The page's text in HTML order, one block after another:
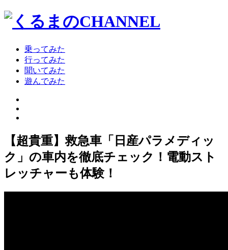
乗ってみた
行ってみた
聞いてみた
遊んでみた
【超貴重】救急車「日産パラメディッ
ク」の車内を徹底チェック！電動スト
レッチャーも体験！